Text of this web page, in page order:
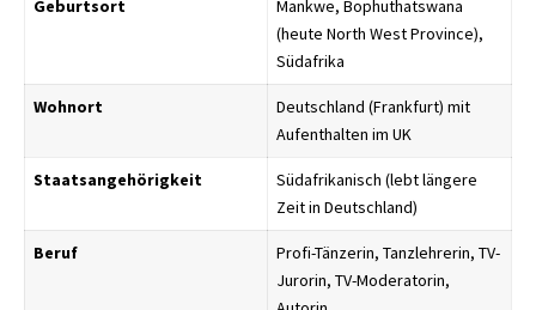
Geburtsort
Mankwe, Bophuthatswana
(heute North West Province),
Südafrika
Wohnort
Deutschland (Frankfurt) mit
Aufenthalten im UK
Staatsangehörigkeit
Südafrikanisch (lebt längere
Zeit in Deutschland)
Beruf
Profi-Tänzerin, Tanzlehrerin, TV-
Jurorin, TV-Moderatorin,